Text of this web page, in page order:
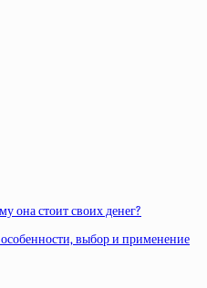
она стоит своих денег?
выбор и применение